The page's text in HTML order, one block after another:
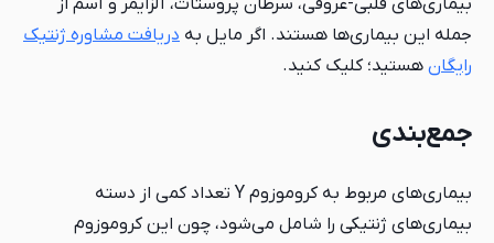
بیماری‌های قلبی-عروقی، سرطان پروستات، آلزایمر و آسم از
جمله این بیماری‌ها هستند. اگر مایل به دریافت مشاوره ژنتیک
رایگان هستید؛ کلیک کنید.
جمع‌بندی
بیماری‌های مربوط به کروموزوم Y تعداد کمی از دسته
بیماری‌های ژنتیکی را شامل می‌شود، چون این کروموزوم